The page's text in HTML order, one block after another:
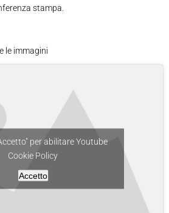
stampa.
le immagini
per abilitare Youtube
Cookie Policy
Accetto